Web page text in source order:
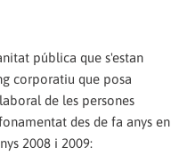
pública que s'estan
corporatiu que posa
de les persones
des de fa anys en
2008 i 2009: